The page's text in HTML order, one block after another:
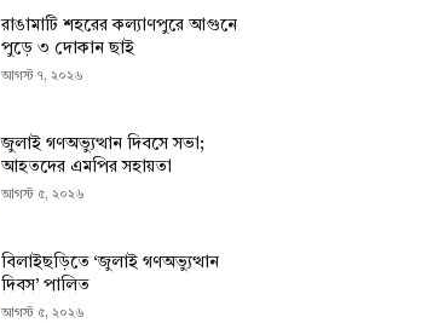
রাঙামাটি শহরের কল্যাণপুরে আগুনে
পুড়ে ৩ দোকান ছাই
আগস্ট ৭, ২০২৬
জুলাই গণঅভ্যুত্থান দিবসে সভা;
আহতদের এমপির সহায়তা
আগস্ট ৫, ২০২৬
বিলাইছড়িতে ‘জুলাই গণঅভ্যুত্থান
দিবস’ পালিত
আগস্ট ৫, ২০২৬